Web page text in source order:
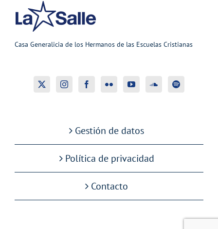
Casa Generalicia de los Hermanos de las Escuelas Cristianas
Gestión de datos
Política de privacidad
Contacto